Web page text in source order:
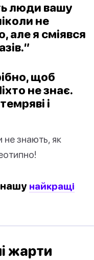
люди вашу
не
але я сміявся
щоб
не знає.
і
не знають, як
найкращі
жарти